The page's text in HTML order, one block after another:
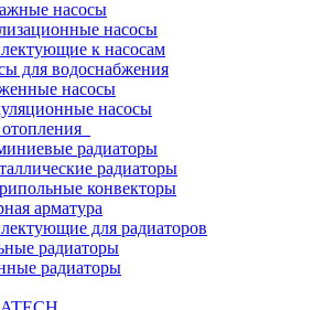
насосы
насосы
к насосам
для водоснабжения
насосы
насосы
радиаторы
радиаторы
конвекторы
арматура
для радиаторов
радиаторы
радиаторы